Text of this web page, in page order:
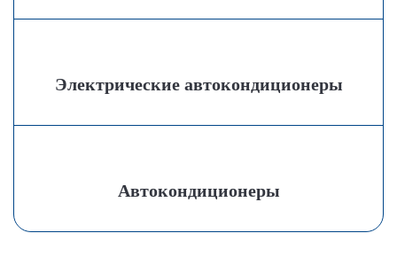
Электрические автокондиционеры
Автокондиционеры